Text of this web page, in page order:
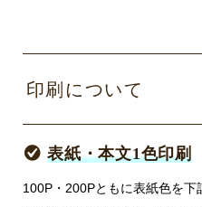
印刷について
表紙・本文1色印刷
100P・200Pともに表紙色を下